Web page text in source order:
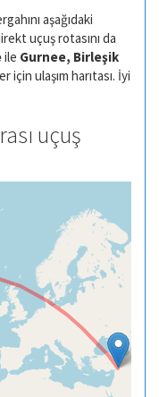
aşağıdaki
uçuş rotasını da
ile Gurnee, Birleşik
için ulaşım harıtası. İyi
uçuş